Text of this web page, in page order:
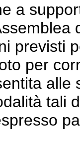
a
previsti
per
alle
tali